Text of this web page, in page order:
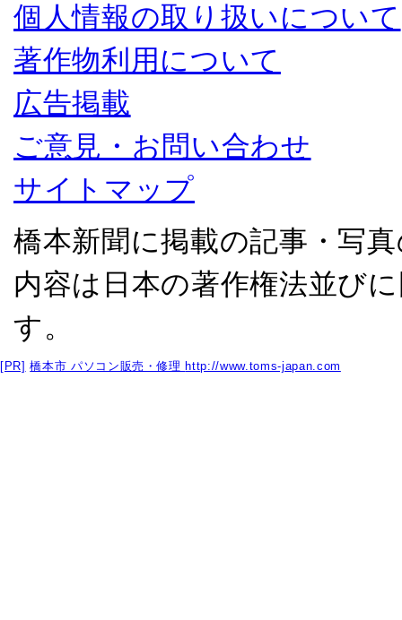
個人情報の取り扱いについて
著作物利用について
広告掲載
ご意見・お問い合わせ
サイトマップ
橋本新聞に掲載の記事・写
内容は日本の著作権法並び
す。
[PR] 橋本市 パソコン販売・修理 http://www.toms-japan.com